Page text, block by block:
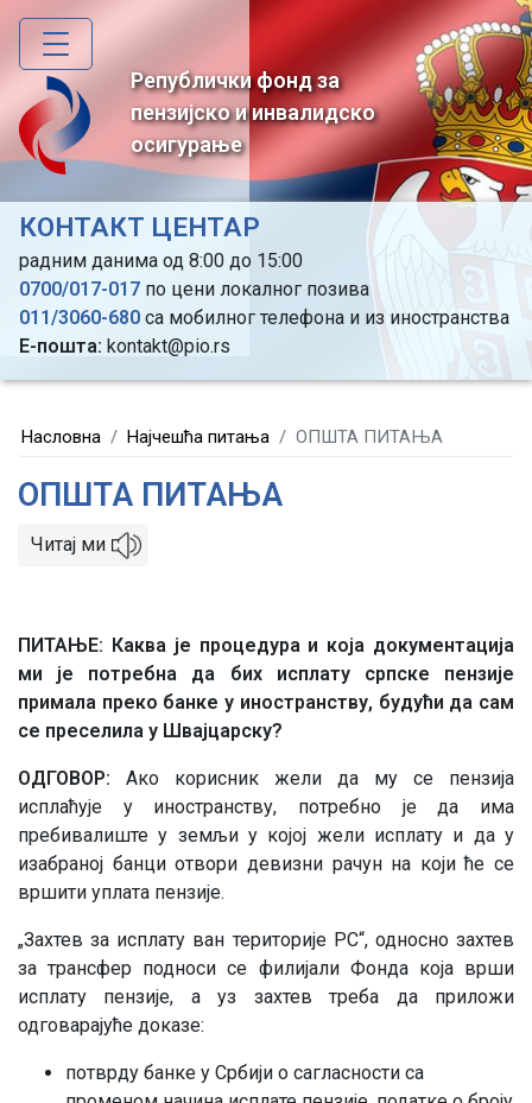
Skip
main
content
Републички фонд за
пензијско и инвалидско
осигурање
КОНТАКТ ЦЕНТАР
радним данима од 8:00 до 15:00
0700/017-017 по цени локалног позива
011/3060-680 са мобилног телефона и из иностранства
Е-пошта: kontakt@pio.rs
Насловна Најчешћа питања ОПШТА ПИТАЊА
ОПШТА ПИТАЊА
Читај ми
ПИТАЊЕ: Каква је процедура и која документација
ми је потребна да бих исплату српске пензије
примала преко банке у иностранству, будући да сам
се преселила у Швајцарску?
ОДГОВОР: Ако корисник жели да му се пензија
исплаћује у иностранству, потребно је да има
пребивалиште у земљи у којој жели исплату и да у
изабраној банци отвори девизни рачун на који ће се
вршити уплата пензије.
„Захтев за исплату ван територије РС“, односно захтев
за трансфер подноси се филијали Фонда која врши
исплату пензије, а уз захтев треба да приложи
одговарајуће доказе:
потврду банке у Србији о сагласности са